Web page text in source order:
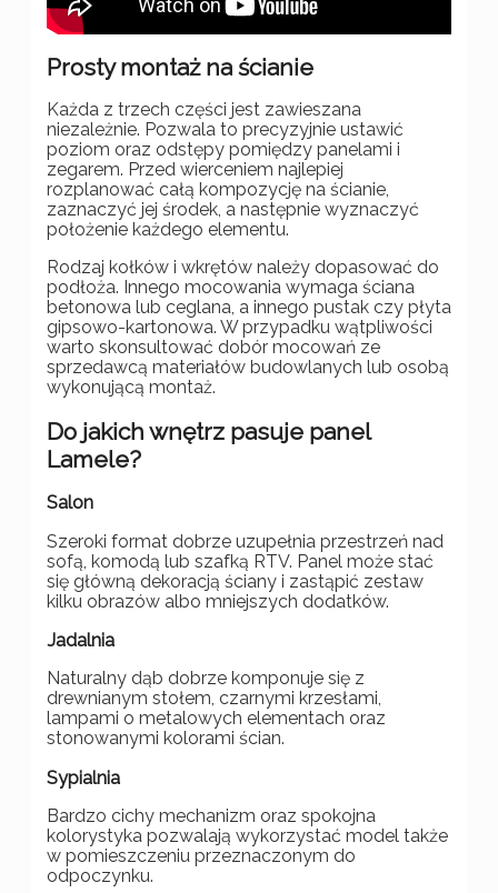
Prosty montaż na ścianie
Każda z trzech części jest zawieszana
niezależnie. Pozwala to precyzyjnie ustawić
poziom oraz odstępy pomiędzy panelami i
zegarem. Przed wierceniem najlepiej
rozplanować całą kompozycję na ścianie,
zaznaczyć jej środek, a następnie wyznaczyć
położenie każdego elementu.
Rodzaj kołków i wkrętów należy dopasować do
podłoża. Innego mocowania wymaga ściana
betonowa lub ceglana, a innego pustak czy płyta
gipsowo-kartonowa. W przypadku wątpliwości
warto skonsultować dobór mocowań ze
sprzedawcą materiałów budowlanych lub osobą
wykonującą montaż.
Do jakich wnętrz pasuje panel
Lamele?
Salon
Szeroki format dobrze uzupełnia przestrzeń nad
sofą, komodą lub szafką RTV. Panel może stać
się główną dekoracją ściany i zastąpić zestaw
kilku obrazów albo mniejszych dodatków.
Jadalnia
Naturalny dąb dobrze komponuje się z
drewnianym stołem, czarnymi krzesłami,
lampami o metalowych elementach oraz
stonowanymi kolorami ścian.
Sypialnia
Bardzo cichy mechanizm oraz spokojna
kolorystyka pozwalają wykorzystać model także
w pomieszczeniu przeznaczonym do
odpoczynku.